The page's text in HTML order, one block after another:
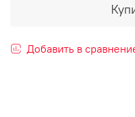
Добавить в